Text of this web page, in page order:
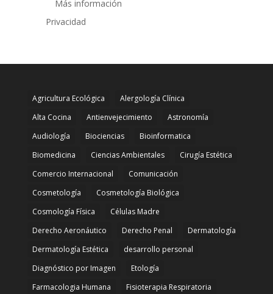
Más información
Privacidad
Agricultura Ecológica
Alergología Clínica
Alta Cocina
Antienvejecimiento
Astronomía
Audiología
Biociencias
Bioinformatica
Biomedicina
Ciencias Ambientales
Cirugía Estética
Comercio Internacional
Comunicación
Cosmetología
Cosmetología Biológica
Cosmología Física
Células Madre
Derecho Aeronáutico
Derecho Penal
Dermatología
Dermatología Estética
desarrollo personal
Diagnóstico por Imagen
Etología
Farmacologia Humana
Fisioterapia Respiratoria